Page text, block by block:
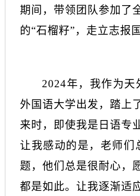
期间，带领团队参加了
的“石榴籽”，走立志报
2024年，我作为
外国语大学出发，踏上
来时，即使我是日语专
让我感动的是，老师
题，他们总是很耐心，
都是如此。让我逐渐适